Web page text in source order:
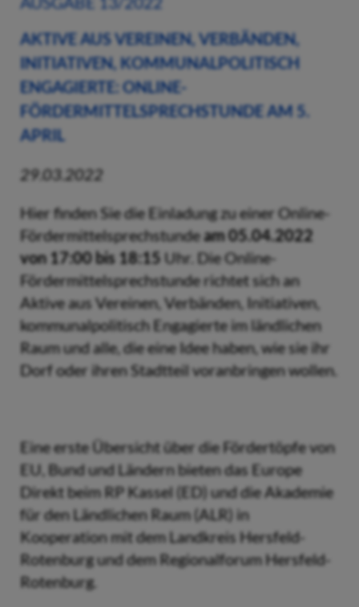
AKTIVE AUS VEREINEN, VERBÄNDEN,
INITIATIVEN, KOMMUNALPOLITISCH
ENGAGIERTE: ONLINE-
FÖRDERMITTELSPRECHSTUNDE AM 5.
APRIL
29.03.2022
Hier finden Sie die Einladung zu einer Online-
Fördermittelsprechstundeam 05.04.2022
von 17:00 bis 18:15 Uhr. Die Online-
Fördermittelsprechstunde richtet sich an
Aktive aus Vereinen, Verbänden, Initiativen,
kommunalpolitisch Engagierte im ländlichen
Raum und alle, die eine Idee haben, wie sie ihr
Dorf oder ihren Stadtteil voranbringen wollen.
Eine erste Übersicht über die Fördertöpfe von
EU, Bund und Ländern bieten das Europe
Direkt beim RP Kassel (ED) und die Akademie
für den Ländlichen Raum (ALR) in
Kooperation mit dem Landkreis Hersfeld-
Rotenburg und dem Regionalforum Hersfeld-
Rotenburg.